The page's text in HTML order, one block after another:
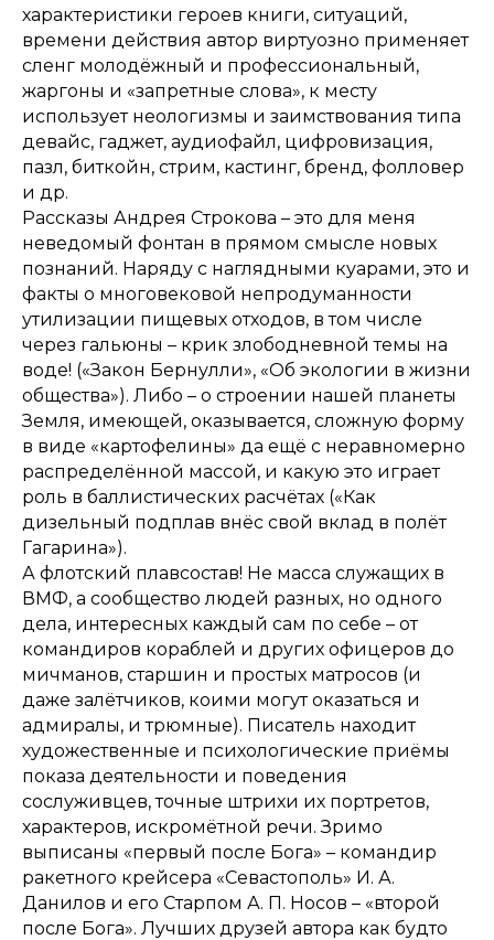
характеристики героев книги, ситуаций,
времени действия автор виртуозно применяет
сленг молодёжный и профессиональный,
жаргоны и «запретные слова», к месту
использует неологизмы и заимствования типа
девайс, гаджет, аудиофайл, цифровизация,
пазл, биткойн, стрим, кастинг, бренд, фолловер
и др.
Рассказы Андрея Строкова – это для меня
неведомый фонтан в прямом смысле новых
познаний. Наряду с наглядными куарами, это и
факты о многовековой непродуманности
утилизации пищевых отходов, в том числе
через гальюны – крик злободневной темы на
воде! («Закон Бернулли», «Об экологии в жизни
общества»). Либо – о строении нашей планеты
Земля, имеющей, оказывается, сложную форму
в виде «картофелины» да ещё с неравномерно
распределённой массой, и какую это играет
роль в баллистических расчётах («Как
дизельный подплав внёс свой вклад в полёт
Гагарина»).
А флотский плавсостав! Не масса служащих в
ВМФ, а сообщество людей разных, но одного
дела, интересных каждый сам по себе – от
командиров кораблей и других офицеров до
мичманов, старшин и простых матросов (и
даже залётчиков, коими могут оказаться и
адмиралы, и трюмные). Писатель находит
художественные и психологические приёмы
показа деятельности и поведения
сослуживцев, точные штрихи их портретов,
характеров, искромётной речи. Зримо
выписаны «первый после Бога» – командир
ракетного крейсера «Севастополь» И. А.
Данилов и его Старпом А. П. Носов – «второй
после Бога». Лучших друзей автора как будто